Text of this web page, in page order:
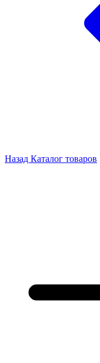
Назад Каталог товаров